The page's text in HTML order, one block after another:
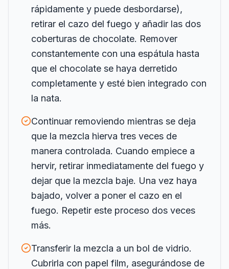
rápidamente y puede desbordarse),
retirar el cazo del fuego y añadir las dos
coberturas de chocolate. Remover
constantemente con una espátula hasta
que el chocolate se haya derretido
completamente y esté bien integrado con
la nata.
Continuar removiendo mientras se deja
que la mezcla hierva tres veces de
manera controlada. Cuando empiece a
hervir, retirar inmediatamente del fuego y
dejar que la mezcla baje. Una vez haya
bajado, volver a poner el cazo en el
fuego. Repetir este proceso dos veces
más.
Transferir la mezcla a un bol de vidrio.
Cubrirla con papel film, asegurándose de